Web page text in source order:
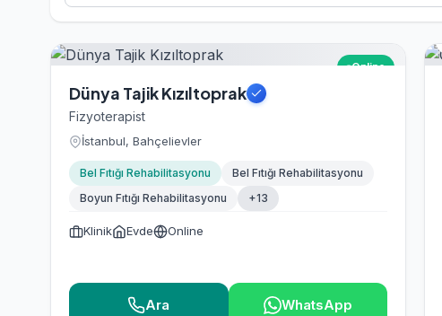
Online
Dünya Tajik Kızıltoprak
Fizyoterapist
İstanbul, Bahçelievler
Bel Fıtığı Rehabilitasyonu
Bel Fıtığı Rehabilitasyonu
Boyun Fıtığı Rehabilitasyonu
+13
Klinik Evde Online
Ara WhatsApp